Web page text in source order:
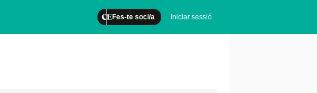
Fes-te soci/a Iniciar sessió